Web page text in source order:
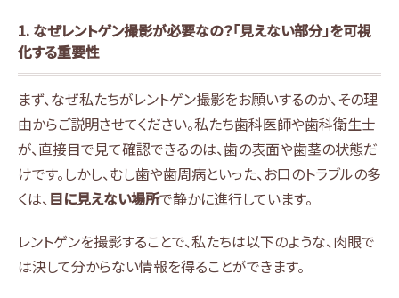
1. なぜレントゲン撮影が必要なの？「見えない部分」を可視
化する重要性
まず、なぜ私たちがレントゲン撮影をお願いするのか、その理
由からご説明させてください。私たち歯科医師や歯科衛生士
が、直接目で見て確認できるのは、歯の表面や歯茎の状態だ
けです。しかし、むし歯や歯周病といった、お口のトラブルの多
くは、 目に見えない場所で静かに進行しています。
レントゲンを撮影することで、私たちは以下のような、肉眼で
は決して分からない情報を得ることができます。